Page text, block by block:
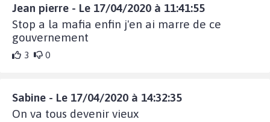
Jean pierre - Le 17/04/2020 à 11:41:55
Stop a la mafia enfin j'en ai marre de ce
gouvernement
3 0
Sabine - Le 17/04/2020 à 14:32:35
On va tous devenir vieux